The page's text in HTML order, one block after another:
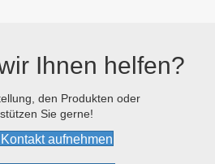
können
der
Produktseite
gewählt
werden
Ihnen helfen?
den Produkten oder
Sie gerne!
aufnehmen